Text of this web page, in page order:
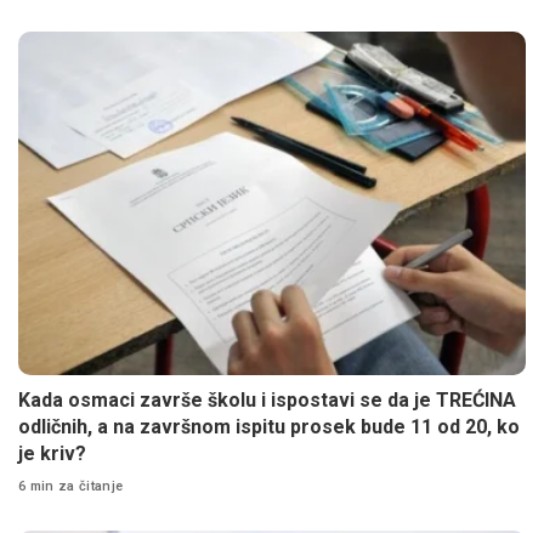
Kada osmaci završe školu i ispostavi se da je TREĆINA
odličnih, a na završnom ispitu prosek bude 11 od 20, ko
je kriv?
6 min za čitanje